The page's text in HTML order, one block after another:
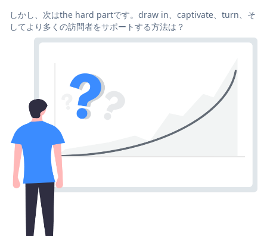
しかし、次はthe hard partです。draw in、captivate、turn、そ
してより多くの訪問者をサポートする方法は？